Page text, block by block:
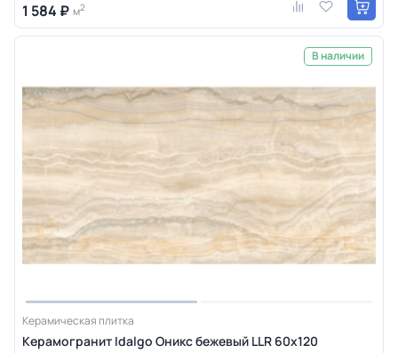
1 584 ₽ м2
В наличии
Керамическая плитка
Керамогранит Idalgo Оникс бежевый LLR 60x120